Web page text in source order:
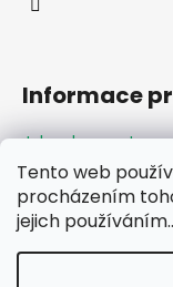
Tento web
procházením
jejich
Informace
Jak nakupovat
Obchodní
Podmínky
Formulář